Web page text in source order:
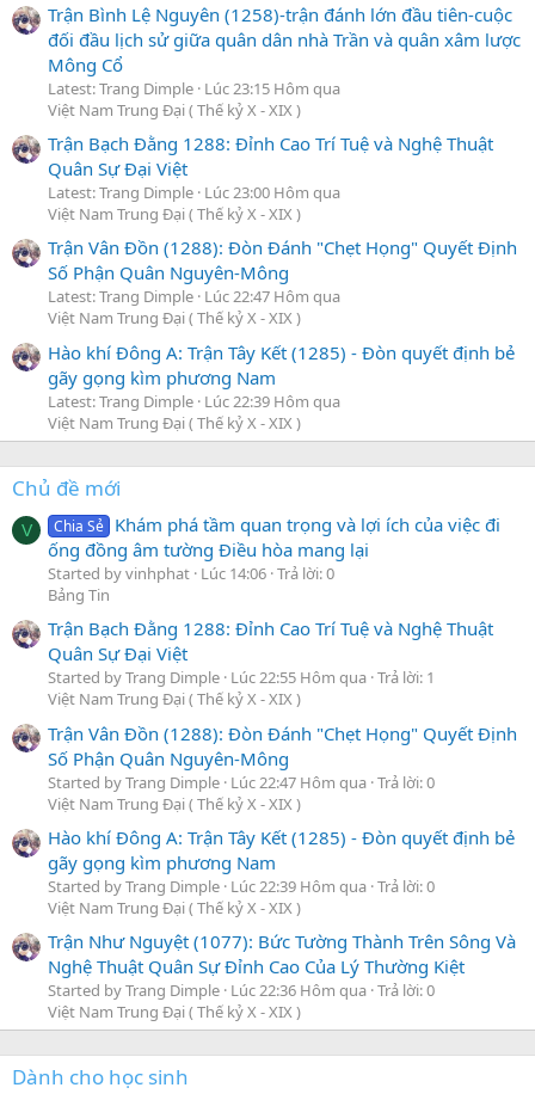
Trận Bình Lệ Nguyên (1258)-trận đánh lớn đầu tiên-cuộc
đối đầu lịch sử giữa quân dân nhà Trần và quân xâm lược
Mông Cổ
Latest: Trang Dimple Lúc 23:15 Hôm qua
Việt Nam Trung Đại ( Thế kỷ X - XIX )
Trận Bạch Đằng 1288: Đỉnh Cao Trí Tuệ và Nghệ Thuật
Quân Sự Đại Việt
Latest: Trang Dimple Lúc 23:00 Hôm qua
Việt Nam Trung Đại ( Thế kỷ X - XIX )
Trận Vân Đồn (1288): Đòn Đánh "Chẹt Họng" Quyết Định
Số Phận Quân Nguyên-Mông
Latest: Trang Dimple Lúc 22:47 Hôm qua
Việt Nam Trung Đại ( Thế kỷ X - XIX )
Hào khí Đông A: Trận Tây Kết (1285) - Đòn quyết định bẻ
gãy gọng kìm phương Nam
Latest: Trang Dimple Lúc 22:39 Hôm qua
Việt Nam Trung Đại ( Thế kỷ X - XIX )
Chủ đề mới
V Chia Sẻ Khám phá tầm quan trọng và lợi ích của việc đi
ống đồng âm tường Điều hòa mang lại
Started by vinhphat Lúc 14:06 Trả lời: 0
Bảng Tin
Trận Bạch Đằng 1288: Đỉnh Cao Trí Tuệ và Nghệ Thuật
Quân Sự Đại Việt
Started by Trang Dimple Lúc 22:55 Hôm qua Trả lời: 1
Việt Nam Trung Đại ( Thế kỷ X - XIX )
Trận Vân Đồn (1288): Đòn Đánh "Chẹt Họng" Quyết Định
Số Phận Quân Nguyên-Mông
Started by Trang Dimple Lúc 22:47 Hôm qua Trả lời: 0
Việt Nam Trung Đại ( Thế kỷ X - XIX )
Hào khí Đông A: Trận Tây Kết (1285) - Đòn quyết định bẻ
gãy gọng kìm phương Nam
Started by Trang Dimple Lúc 22:39 Hôm qua Trả lời: 0
Việt Nam Trung Đại ( Thế kỷ X - XIX )
Trận Như Nguyệt (1077): Bức Tường Thành Trên Sông Và
Nghệ Thuật Quân Sự Đỉnh Cao Của Lý Thường Kiệt
Started by Trang Dimple Lúc 22:36 Hôm qua Trả lời: 0
Việt Nam Trung Đại ( Thế kỷ X - XIX )
Dành cho học sinh